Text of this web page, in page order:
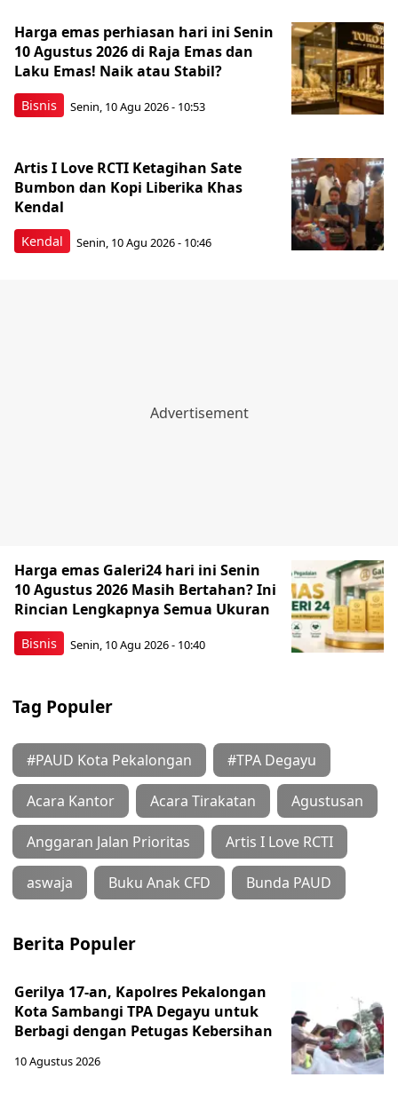
Bisnis
Harga emas perhiasan hari ini Senin
10 Agustus 2026 di Raja Emas dan
Laku Emas! Naik atau Stabil?
Senin, 10 Agu 2026 - 10:53
Kendal
Artis I Love RCTI Ketagihan Sate
Bumbon dan Kopi Liberika Khas
Kendal
Senin, 10 Agu 2026 - 10:46
Bisnis
Harga emas Galeri24 hari ini Senin
10 Agustus 2026 Masih Bertahan? Ini
Rincian Lengkapnya Semua Ukuran
Senin, 10 Agu 2026 - 10:40
Tag Populer
#PAUD Kota Pekalongan #TPA Degayu
Acara Kantor Acara Tirakatan Agustusan
Anggaran Jalan Prioritas Artis I Love RCTI
aswaja Buku Anak CFD Bunda PAUD
Berita Populer
Gerilya 17-an, Kapolres Pekalongan
Kota Sambangi TPA Degayu untuk
Berbagi dengan Petugas Kebersihan
10 Agustus 2026